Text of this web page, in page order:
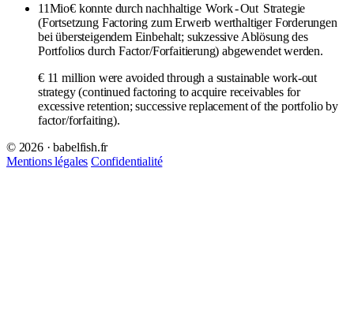
11Mio€ konnte durch nachhaltige Work-Out Strategie
(Fortsetzung Factoring zum Erwerb werthaltiger Forderungen
bei übersteigendem Einbehalt; sukzessive Ablösung des
Portfolios durch Factor/Forfaitierung) abgewendet werden.
€ 11 million were avoided through a sustainable work-out
strategy (continued factoring to acquire receivables for
excessive retention; successive replacement of the portfolio by
factor/forfaiting).
© 2026 · babelfish.fr
Mentions légales Confidentialité